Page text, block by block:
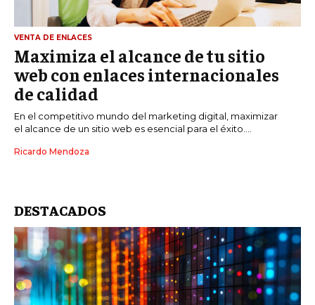
VENTA DE ENLACES
Maximiza el alcance de tu sitio
web con enlaces internacionales
de calidad
En el competitivo mundo del marketing digital, maximizar
el alcance de un sitio web es esencial para el éxito....
Ricardo Mendoza
DESTACADOS